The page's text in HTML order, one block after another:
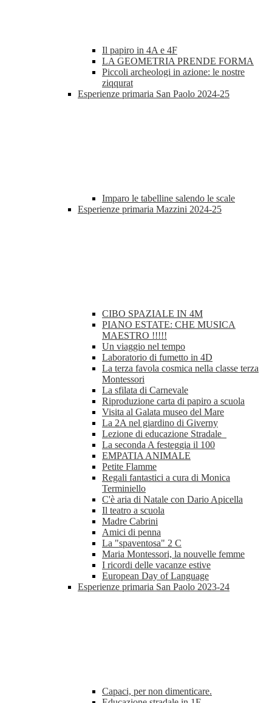
Il papiro in 4A e 4F
LA GEOMETRIA PRENDE FORMA
Piccoli archeologi in azione: le nostre
ziqqurat
Esperienze primaria San Paolo 2024-25
Imparo le tabelline salendo le scale
Esperienze primaria Mazzini 2024-25
CIBO SPAZIALE IN 4M
PIANO ESTATE: CHE MUSICA
MAESTRO !!!!!
Un viaggio nel tempo
Laboratorio di fumetto in 4D
La terza favola cosmica nella classe terza
Montessori
La sfilata di Carnevale
Riproduzione carta di papiro a scuola
Visita al Galata museo del Mare
La 2A nel giardino di Giverny
Lezione di educazione Stradale
La seconda A festeggia il 100
EMPATIA ANIMALE
Petite Flamme
Regali fantastici a cura di Monica
Terminiello
C'è aria di Natale con Dario Apicella
Il teatro a scuola
Madre Cabrini
Amici di penna
La "spaventosa" 2 C
Maria Montessori, la nouvelle femme
I ricordi delle vacanze estive
European Day of Language
Esperienze primaria San Paolo 2023-24
Capaci, per non dimenticare.